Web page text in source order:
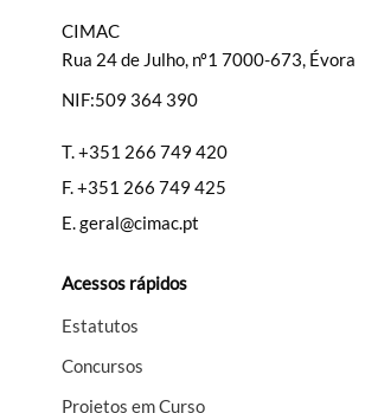
Filtros
CIMAC
Rua 24 de Julho, nº1 7000-673, Évora
NIF:509 364 390
T.+351 266 749 420
F.+351 266 749 425
E.geral@cimac.pt
Acessos rápidos
Estatutos
Concursos
Projetos em Curso